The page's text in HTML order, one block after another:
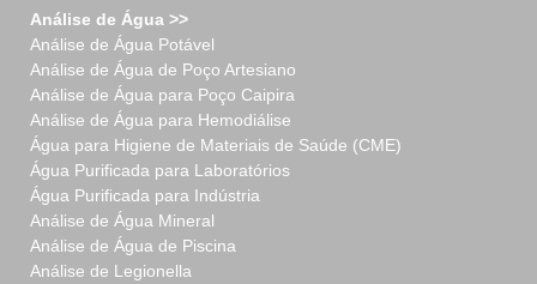
Análise de Água >>
Análise de Água Potável
Análise de Água de Poço Artesiano
Análise de Água para Poço Caipira
Análise de Água para Hemodiálise
Água para Higiene de Materiais de Saúde (CME)
Água Purificada para Laboratórios
Água Purificada para Indústria
Análise de Água Mineral
Análise de Água de Piscina
Análise de Legionella